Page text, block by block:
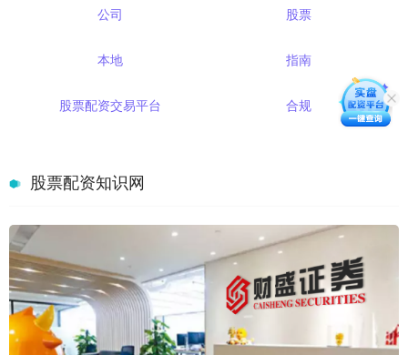
公司 股票
本地 指南
股票配资交易平台 合规
股票配资知识网